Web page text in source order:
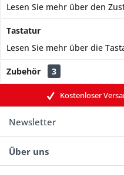
Lesen Sie mehr über den
Tastatur
Lesen Sie mehr über die
Zubehör 3
Kostenloser
Newsletter
Über uns